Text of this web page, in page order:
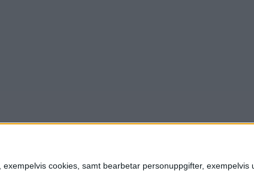
cookies, samt bearbetar personuppgifter,